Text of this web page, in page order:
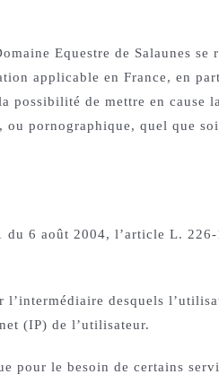
Equestre de Salaunes se
applicable en France, en
possibilité de mettre en cause la
ou pornographique, quel que
du 6 août 2004, l’article L. 226-
desquels
(IP) de l’utilisateur.
pour le besoin de certains